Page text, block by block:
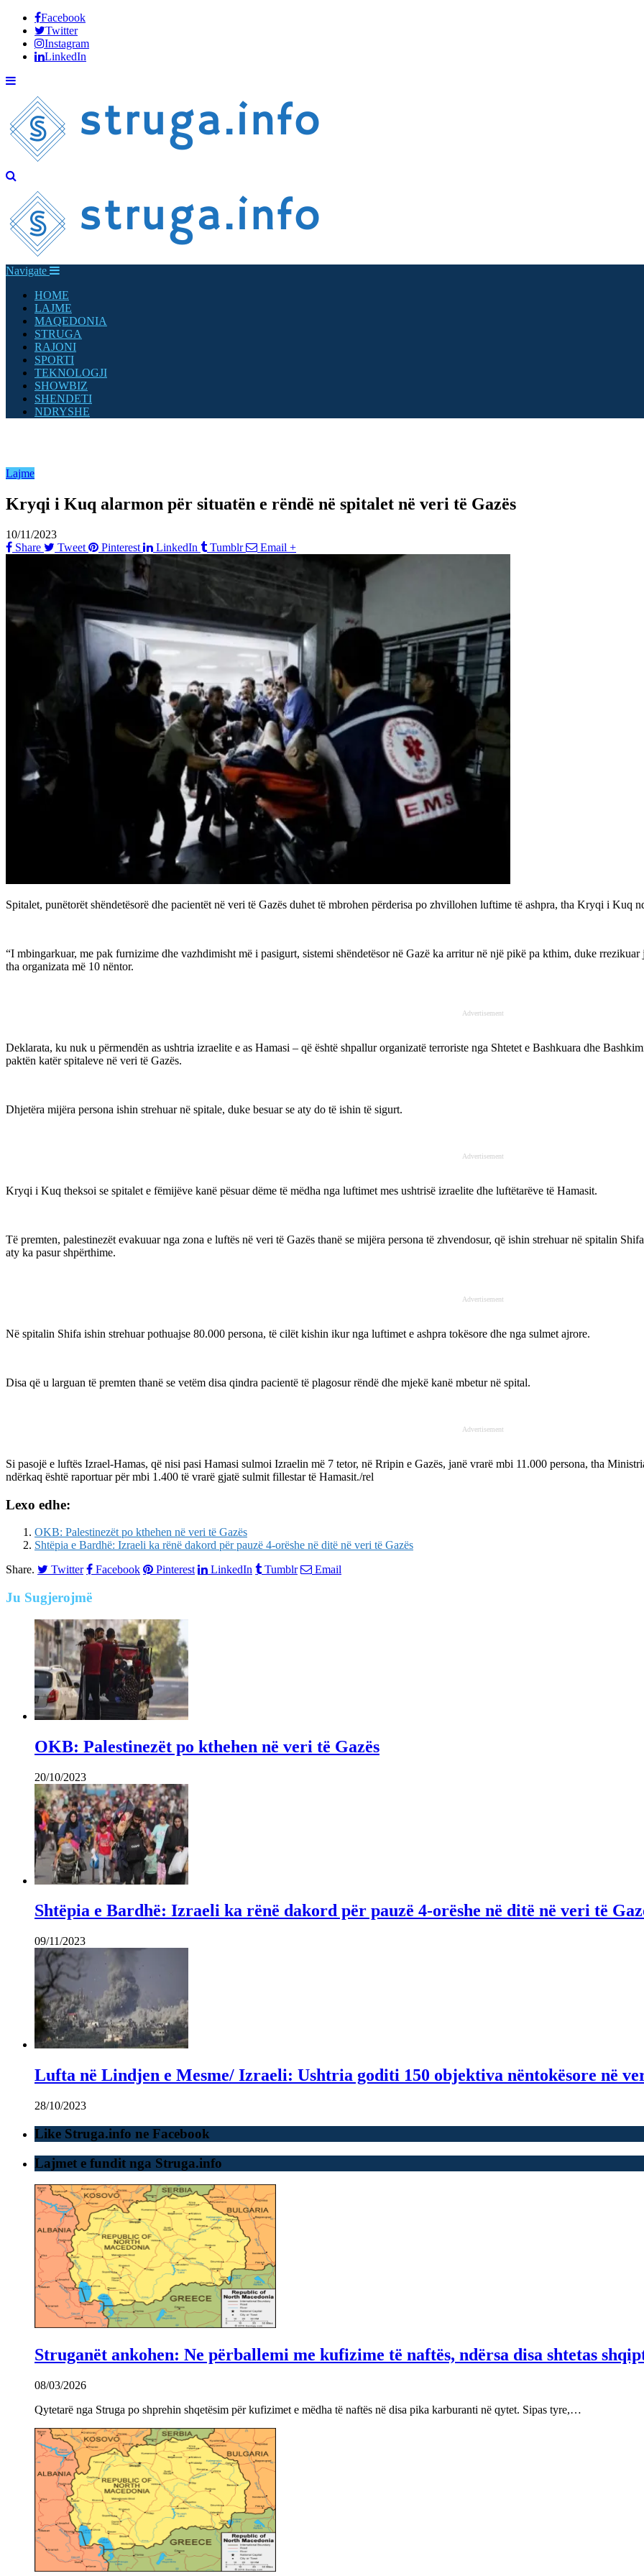
Facebook
Twitter
Instagram
LinkedIn
Navigate
HOME
LAJME
MAQEDONIA
STRUGA
RAJONI
SPORTI
TEKNOLOGJI
SHOWBIZ
SHENDETI
NDRYSHE
Lajme
Kryqi i Kuq alarmon për situatën e rëndë në spitalet në veri të Gazës
10/11/2023
Share
Tweet Pinterest LinkedIn Tumblr Email +
Spitalet, punëtorët shëndetësorë dhe pacientët në veri të Gazës duhet të mbrohen përderisa po zhvillohen luftime të ashpra, tha Kryqi i Kuq
“I mbingarkuar, me pak furnizime dhe vazhdimisht më i pasigurt, sistemi shëndetësor në Gazë ka arritur në një pikë pa kthim, duke rrezikuar
tha organizata më 10 nëntor.
Advertisement
Deklarata, ku nuk u përmendën as ushtria izraelite e as Hamasi – që është shpallur organizatë terroriste nga Shtetet e Bashkuara dhe
paktën katër spitaleve në veri të Gazës.
Dhjetëra mijëra persona ishin strehuar në spitale, duke besuar se aty do të ishin të sigurt.
Advertisement
Kryqi i Kuq theksoi se spitalet e fëmijëve kanë pësuar dëme të mëdha nga luftimet mes ushtrisë izraelite dhe luftëtarëve të Hamasit.
Të premten, palestinezët evakuuar nga zona e luftës në veri të Gazës thanë se mijëra persona të zhvendosur, që ishin strehuar në spitalin
aty ka pasur shpërthime.
Advertisement
Në spitalin Shifa ishin strehuar pothuajse 80.000 persona, të cilët kishin ikur nga luftimet e ashpra tokësore dhe nga sulmet ajrore.
Disa që u larguan të premten thanë se vetëm disa qindra pacientë të plagosur rëndë dhe mjekë kanë mbetur në spital.
Advertisement
Si pasojë e luftës Izrael-Hamas, që nisi pasi Hamasi sulmoi Izraelin më 7 tetor, në Rripin e Gazës, janë vrarë mbi 11.000 persona, tha
ndërkaq është raportuar për mbi 1.400 të vrarë gjatë sulmit fillestar të Hamasit./rel
Lexo edhe:
OKB: Palestinezët po kthehen në veri të Gazës
Shtëpia e Bardhë: Izraeli ka rënë dakord për pauzë 4-orëshe në ditë në veri të Gazës
Share.
Twitter Facebook Pinterest LinkedIn Tumblr Email
Ju Sugjerojmë
OKB: Palestinezët po kthehen në veri të Gazës
20/10/2023
Shtëpia e Bardhë: Izraeli ka rënë dakord për pauzë 4-orëshe në ditë në veri të
09/11/2023
Lufta në Lindjen e Mesme/ Izraeli: Ushtria goditi 150 objektiva nëntokësore në
28/10/2023
Like Struga.info ne Facebook
Lajmet e fundit nga Struga.info
Struganët ankohen: Ne përballemi me kufizime të naftës, ndërsa disa shtetas
08/03/2026
Qytetarë nga Struga po shprehin shqetësim për kufizimet e mëdha të naftës në disa pika karburanti në qytet. Sipas tyre,…